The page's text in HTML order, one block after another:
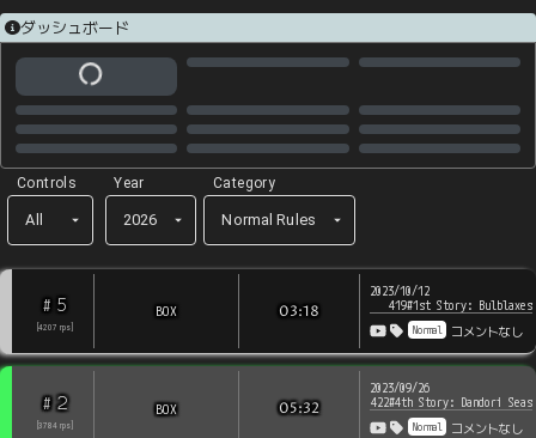
ダッシュボード
Controls
All
Year
2026
Category
Normal Rules
# 5
4207 rps
BOX 03:18
2023/10/12
419#1st Story: Bulblaxes
Normal コメントなし
# 2
3784 rps
BOX 05:32
2023/09/26
422#4th Story: Dandori Seas
Normal コメントなし